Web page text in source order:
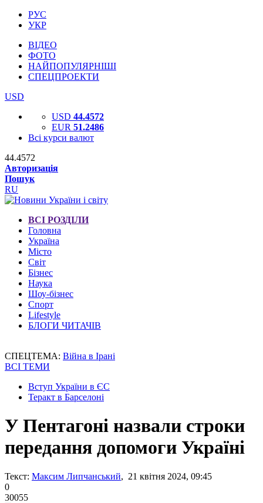
РУС
УКР
ВІДЕО
ФОТО
НАЙПОПУЛЯРНІШІ
СПЕЦПРОЕКТИ
USD
USD 44.4572
EUR 51.2486
Всі курси валют
44.4572
Авторизація
Пошук
RU
ВСІ РОЗДІЛИ
Головна
Україна
Місто
Світ
Бізнес
Наука
Шоу-бізнес
Спорт
Lifestyle
БЛОГИ ЧИТАЧІВ
СПЕЦТЕМА: Війна в Ірані
ВСІ ТЕМИ
Вступ України в ЄС
Теракт в Барселоні
У Пентагоні назвали строки
передання допомоги Україні
Текст: Максим Липчанський, 21 квітня 2024, 09:45
0
30055